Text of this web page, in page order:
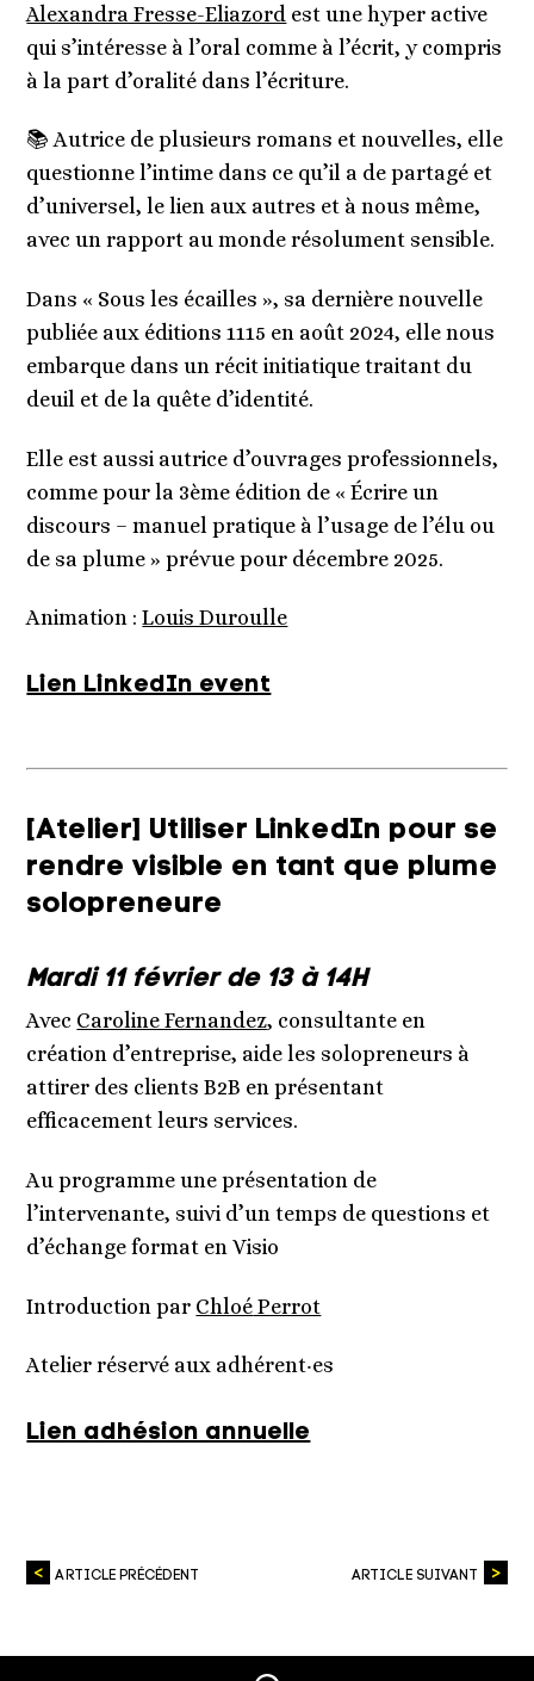
Alexandra Fresse-Eliazord est une hyper active
qui s’intéresse à l’oral comme à l’écrit, y compris
à la part d’oralité dans l’écriture.
📚 Autrice de plusieurs romans et nouvelles, elle
questionne l’intime dans ce qu’il a de partagé et
d’universel, le lien aux autres et à nous même,
avec un rapport au monde résolument sensible.
Dans « Sous les écailles », sa dernière nouvelle
publiée aux éditions 1115 en août 2024, elle nous
embarque dans un récit initiatique traitant du
deuil et de la quête d’identité.
Elle est aussi autrice d’ouvrages professionnels,
comme pour la 3ème édition de « Écrire un
discours – manuel pratique à l’usage de l’élu ou
de sa plume » prévue pour décembre 2025.
Animation :Louis Duroulle
Lien LinkedIn event
[Atelier] Utiliser LinkedIn pour se
rendre visible en tant que plume
solopreneure
Mardi 11 février de 13 à 14H
Avec Caroline Fernandez, consultante en
création d’entreprise, aide les solopreneurs à
attirer des clients B2B en présentant
efficacement leurs services.
Au programme une présentation de
l’intervenante, suivi d’un temps de questions et
d’échange format en Visio
Introduction par Chloé Perrot
Atelier réservé aux adhérent‧es
Lien adhésion annuelle
ARTICLE PRÉCÉDENT ARTICLE SUIVANT